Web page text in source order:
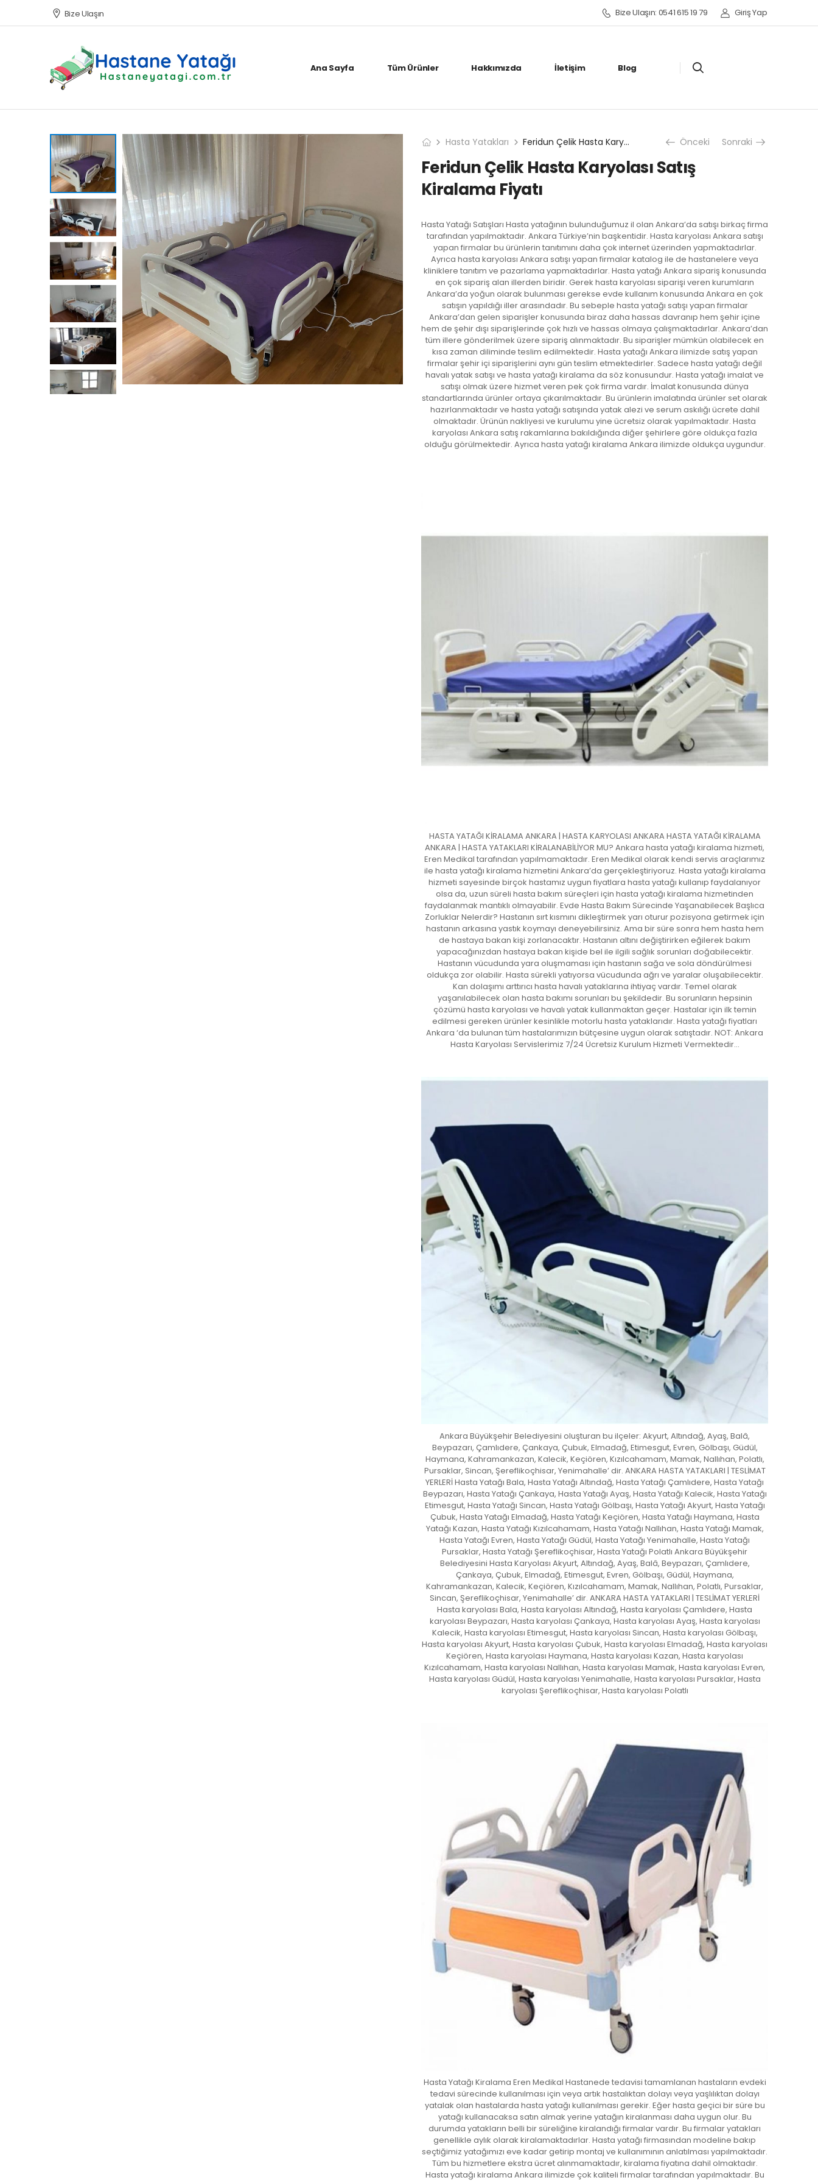
Bize Ulaşın Bize Ulaşın: 0541 615 19 79 Giriş Yap
Ana Sayfa Tüm Ürünler Hakkımızda İletişim Blog
Hasta Yatakları Feridun Çelik Hasta Karyolası Satış Kiralama Fiyatı Önceki Sonraki
Feridun Çelik Hasta Karyolası Satış
Kiralama Fiyatı
Hasta Yatağı Satışları Hasta yatağının bulunduğumuz il olan Ankara’da satışı birkaç firma
tarafından yapılmaktadır. Ankara Türkiye’nin başkentidir. Hasta karyolası Ankara satışı
yapan firmalar bu ürünlerin tanıtımını daha çok internet üzerinden yapmaktadırlar.
Ayrıca hasta karyolası Ankara satışı yapan firmalar katalog ile de hastanelere veya
kliniklere tanıtım ve pazarlama yapmaktadırlar. Hasta yatağı Ankara sipariş konusunda
en çok sipariş alan illerden biridir. Gerek hasta karyolası siparişi veren kurumların
Ankara’da yoğun olarak bulunması gerekse evde kullanım konusunda Ankara en çok
satışın yapıldığı iller arasındadır. Bu sebeple hasta yatağı satışı yapan firmalar
Ankara’dan gelen siparişler konusunda biraz daha hassas davranıp hem şehir içine
hem de şehir dışı siparişlerinde çok hızlı ve hassas olmaya çalışmaktadırlar. Ankara’dan
tüm illere gönderilmek üzere sipariş alınmaktadır. Bu siparişler mümkün olabilecek en
kısa zaman diliminde teslim edilmektedir. Hasta yatağı Ankara ilimizde satış yapan
firmalar şehir içi siparişlerini aynı gün teslim etmektedirler. Sadece hasta yatağı değil
havalı yatak satışı ve hasta yatağı kiralama da söz konusundur. Hasta yatağı imalat ve
satışı olmak üzere hizmet veren pek çok firma vardır. İmalat konusunda dünya
standartlarında ürünler ortaya çıkarılmaktadır. Bu ürünlerin imalatında ürünler set olarak
hazırlanmaktadır ve hasta yatağı satışında yatak alezi ve serum askılığı ücrete dahil
olmaktadır. Ürünün nakliyesi ve kurulumu yine ücretsiz olarak yapılmaktadır. Hasta
karyolası Ankara satış rakamlarına bakıldığında diğer şehirlere göre oldukça fazla
olduğu görülmektedir. Ayrıca hasta yatağı kiralama Ankara ilimizde oldukça uygundur.
HASTA YATAĞI KİRALAMA ANKARA | HASTA KARYOLASI ANKARA HASTA YATAĞI KİRALAMA
ANKARA | HASTA YATAKLARI KİRALANABİLİYOR MU? Ankara hasta yatağı kiralama hizmeti,
Eren Medikal tarafından yapılmamaktadır. Eren Medikal olarak kendi servis araçlarımız
ile hasta yatağı kiralama hizmetini Ankara’da gerçekleştiriyoruz. Hasta yatağı kiralama
hizmeti sayesinde birçok hastamız uygun fiyatlara hasta yatağı kullanıp faydalanıyor
olsa da, uzun süreli hasta bakım süreçleri için hasta yatağı kiralama hizmetinden
faydalanmak mantıklı olmayabilir. Evde Hasta Bakım Sürecinde Yaşanabilecek Başlıca
Zorluklar Nelerdir? Hastanın sırt kısmını dikleştirmek yarı oturur pozisyona getirmek için
hastanın arkasına yastık koymayı deneyebilirsiniz. Ama bir süre sonra hem hasta hem
de hastaya bakan kişi zorlanacaktır. Hastanın altını değiştirirken eğilerek bakım
yapacağınızdan hastaya bakan kişide bel ile ilgili sağlık sorunları doğabilecektir.
Hastanın vücudunda yara oluşmaması için hastanın sağa ve sola döndürülmesi
oldukça zor olabilir. Hasta sürekli yatıyorsa vücudunda ağrı ve yaralar oluşabilecektir.
Kan dolaşımı arttırıcı hasta havalı yataklarına ihtiyaç vardır. Temel olarak
yaşanılabilecek olan hasta bakımı sorunları bu şekildedir. Bu sorunların hepsinin
çözümü hasta karyolası ve havalı yatak kullanmaktan geçer. Hastalar için ilk temin
edilmesi gereken ürünler kesinlikle motorlu hasta yataklarıdır. Hasta yatağı fiyatları
Ankara ‘da bulunan tüm hastalarımızın bütçesine uygun olarak satıştadır. NOT: Ankara
Hasta Karyolası Servislerimiz 7/24 Ücretsiz Kurulum Hizmeti Vermektedir…
Ankara Büyükşehir Belediyesini oluşturan bu ilçeler: Akyurt, Altındağ, Ayaş, Balâ,
Beypazarı, Çamlıdere, Çankaya, Çubuk, Elmadağ, Etimesgut, Evren, Gölbaşı, Güdül,
Haymana, Kahramankazan, Kalecik, Keçiören, Kızılcahamam, Mamak, Nallıhan, Polatlı,
Pursaklar, Sincan, Şereflikoçhisar, Yenimahalle’ dir. ANKARA HASTA YATAKLARI | TESLİMAT
YERLERİ Hasta Yatağı Bala, Hasta Yatağı Altındağ, Hasta Yatağı Çamlıdere, Hasta Yatağı
Beypazarı, Hasta Yatağı Çankaya, Hasta Yatağı Ayaş, Hasta Yatağı Kalecik, Hasta Yatağı
Etimesgut, Hasta Yatağı Sincan, Hasta Yatağı Gölbaşı, Hasta Yatağı Akyurt, Hasta Yatağı
Çubuk, Hasta Yatağı Elmadağ, Hasta Yatağı Keçiören, Hasta Yatağı Haymana, Hasta
Yatağı Kazan, Hasta Yatağı Kızılcahamam, Hasta Yatağı Nallıhan, Hasta Yatağı Mamak,
Hasta Yatağı Evren, Hasta Yatağı Güdül, Hasta Yatağı Yenimahalle, Hasta Yatağı
Pursaklar, Hasta Yatağı Şereflikoçhisar, Hasta Yatağı Polatlı Ankara Büyükşehir
Belediyesini Hasta Karyolası Akyurt, Altındağ, Ayaş, Balâ, Beypazarı, Çamlıdere,
Çankaya, Çubuk, Elmadağ, Etimesgut, Evren, Gölbaşı, Güdül, Haymana,
Kahramankazan, Kalecik, Keçiören, Kızılcahamam, Mamak, Nallıhan, Polatlı, Pursaklar,
Sincan, Şereflikoçhisar, Yenimahalle’ dir. ANKARA HASTA YATAKLARI | TESLİMAT YERLERİ
Hasta karyolası Bala, Hasta karyolası Altındağ, Hasta karyolası Çamlıdere, Hasta
karyolası Beypazarı, Hasta karyolası Çankaya, Hasta karyolası Ayaş, Hasta karyolası
Kalecik, Hasta karyolası Etimesgut, Hasta karyolası Sincan, Hasta karyolası Gölbaşı,
Hasta karyolası Akyurt, Hasta karyolası Çubuk, Hasta karyolası Elmadağ, Hasta karyolası
Keçiören, Hasta karyolası Haymana, Hasta karyolası Kazan, Hasta karyolası
Kızılcahamam, Hasta karyolası Nallıhan, Hasta karyolası Mamak, Hasta karyolası Evren,
Hasta karyolası Güdül, Hasta karyolası Yenimahalle, Hasta karyolası Pursaklar, Hasta
karyolası Şereflikoçhisar, Hasta karyolası Polatlı
Hasta Yatağı Kiralama Eren Medikal Hastanede tedavisi tamamlanan hastaların evdeki
tedavi sürecinde kullanılması için veya artık hastalıktan dolayı veya yaşlılıktan dolayı
yatalak olan hastalarda hasta yatağı kullanılması gerekir. Eğer hasta geçici bir süre bu
yatağı kullanacaksa satın almak yerine yatağın kiralanması daha uygun olur. Bu
durumda yatakların belli bir süreliğine kiralandığı firmalar vardır. Bu firmalar yatakları
genellikle aylık olarak kiralamaktadırlar. Hasta yatağı firmasından modeline bakıp
seçtiğimiz yatağımızı eve kadar getirip montaj ve kullanımının anlatılması yapılmaktadır.
Tüm bu hizmetlere ekstra ücret alınmamaktadır, kiralama fiyatına dahil olmaktadır.
Hasta yatağı kiralama Ankara ilimizde çok kaliteli firmalar tarafından yapılmaktadır. Bu